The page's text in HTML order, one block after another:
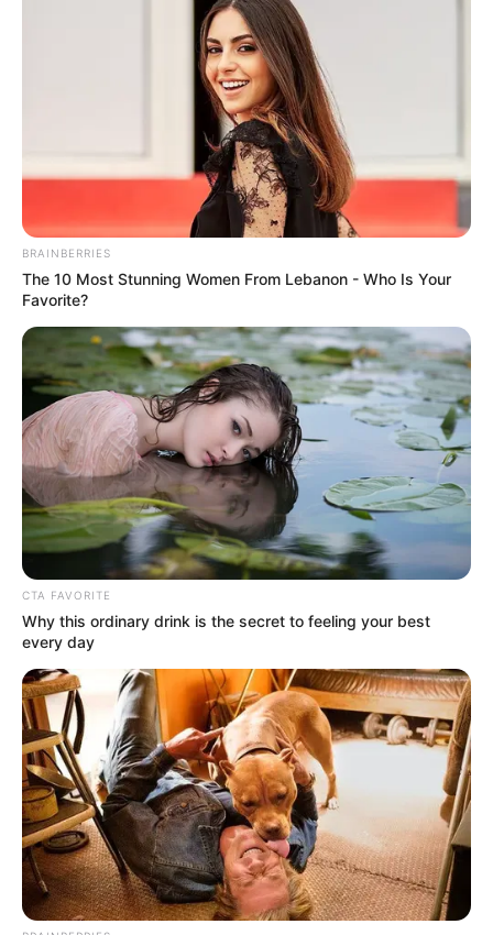
LIFESTYLE
Tak Hanya Kopi, Ini 10 Manfaat
Kantong Teh untuk Pekarangan
Rumah
Penulis:mira |21 Juli 2022
Ternyata banyak sekali hal-hal di sekitar kita yang bisa
dimanfaatkan lebih dari seharusnya.
Misalnya saja kopi, seduhan paling enak diminum saat pagi hari
ini bisa bikin melek dan semangat untuk bergerak seharian. Tak
hanya itu, kopi juga bermanfaat untuk menggemburkan tanah di
pekarangan.
Uniknya tak hanya kopi, temannya yaitu teh juga memiliki banyak
manfaat. Tak hanya diminum, tapi juga bermanfaat untuk
kseuburan tanah dan pertumbuhn tanaman.
BRAINBERRIES
The 10 Most Stunning Women From Lebanon - Who Is Your
Favorite?
CTA FAVORITE
Why this ordinary drink is the secret to feeling your best
every day